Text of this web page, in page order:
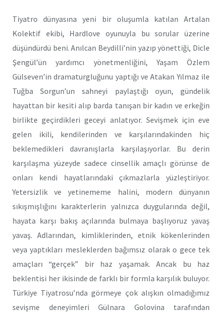
Tiyatro dünyasına yeni bir oluşumla katılan Artalan
Kolektif ekibi, Hardlove oyunuyla bu sorular üzerine
düşündürdü beni. Anılcan Beydilli’nin yazıp yönettiği, Dicle
Şengül’ün yardımcı yönetmenliğini, Yaşam Özlem
Gülseven’in dramaturgluğunu yaptığı ve Atakan Yılmaz ile
Tuğba Sorgun’un sahneyi paylaştığı oyun, gündelik
hayattan bir kesiti alıp barda tanışan bir kadın ve erkeğin
birlikte geçirdikleri geceyi anlatıyor. Sevişmek için eve
gelen ikili, kendilerinden ve karşılarındakinden hiç
beklemedikleri davranışlarla karşılaşıyorlar. Bu derin
karşılaşma yüzeyde sadece cinsellik amaçlı görünse de
onları kendi hayatlarındaki çıkmazlarla yüzleştiriyor.
Yetersizlik ve yetinememe halini, modern dünyanın
sıkışmışlığını karakterlerin yalnızca duygularında değil,
hayata karşı bakış açılarında bulmaya başlıyoruz yavaş
yavaş. Adlarından, kimliklerinden, etnik kökenlerinden
veya yaptıkları mesleklerden bağımsız olarak o gece tek
amaçları “gerçek” bir haz yaşamak. Ancak bu haz
beklentisi her ikisinde de farklı bir formla karşılık buluyor.
Türkiye Tiyatrosu’nda görmeye çok alışkın olmadığımız
sevişme deneyimleri Gülnara Golovina tarafından